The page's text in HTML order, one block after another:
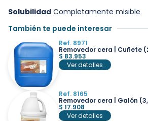
Solubilidad Completamente misible
También te puede interesar
Ref. 8971
Removedor cera | Cuñete
$ 83.953
Ver detalles
Ref. 8165
Removedor cera | Galón
$ 17.908
Ver detalles